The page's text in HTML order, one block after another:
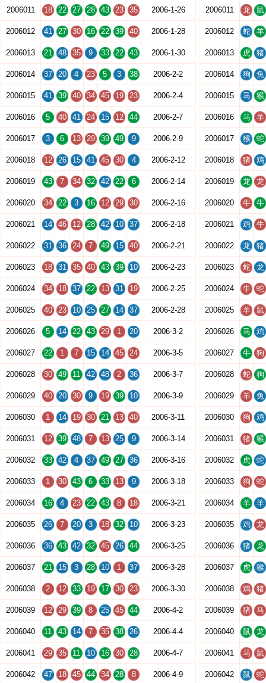
2006011 18 22 27 28 43 23 35 2006-1-26
2006012 41 27 30 16 22 39 40 2006-1-28
2006013 21 48 35 9 33 22 43 2006-1-30
2006014 37 20 4 23 5 3 38 2006-2-2
2006015 41 39 40 34 45 19 23 2006-2-4
2006016 5 40 41 24 15 12 44 2006-2-7
2006017 3 6 13 29 39 49 9 2006-2-9
2006018 12 26 15 41 45 30 4 2006-2-12
2006019 43 7 34 32 42 22 6 2006-2-14
2006020 34 22 3 16 12 29 30 2006-2-16
2006021 14 46 12 28 42 10 37 2006-2-18
2006022 31 36 24 7 49 15 40 2006-2-21
2006023 18 31 35 40 43 39 10 2006-2-23
2006024 34 18 37 22 13 31 19 2006-2-25
2006025 40 23 10 25 27 14 37 2006-2-28
2006026 5 14 22 43 29 1 20 2006-3-2
2006027 22 1 7 15 14 45 24 2006-3-5
2006028 30 49 11 42 48 2 36 2006-3-7
2006029 40 20 30 9 19 39 10 2006-3-9
2006030 1 14 19 30 21 13 40 2006-3-11
2006031 12 39 48 7 13 25 9 2006-3-14
2006032 33 42 4 37 49 27 36 2006-3-16
2006033 1 30 43 6 33 13 9 2006-3-18
2006034 16 4 23 22 43 8 18 2006-3-21
2006035 26 7 20 3 18 32 10 2006-3-23
2006036 36 43 42 32 45 26 44 2006-3-25
2006037 21 15 3 28 10 1 37 2006-3-28
2006038 2 12 33 19 17 30 23 2006-3-30
2006039 12 29 39 8 25 45 44 2006-4-2
2006040 11 43 14 7 35 38 26 2006-4-4
2006041 29 35 11 10 16 30 28 2006-4-7
2006042 47 18 45 44 34 28 8 2006-4-9
2006011 龙 鼠
2006012 蛇 羊
2006013 虎 猪
2006014 狗 兔
2006015 马 猴
2006016 马 羊
2006017 猴 蛇
2006018 猪 鸡
2006019 龙 龙
2006020 牛 牛
2006021 鸡 牛
2006022 龙 猪
2006023 蛇 龙
2006024 牛 蛇
2006025 羊 鼠
2006026 马 鸡
2006027 牛 狗
2006028 蛇 狗
2006029 羊 兔
2006030 狗 鸡
2006031 猪 猴
2006032 虎 蛇
2006033 狗 蛇
2006034 羊 羊
2006035 鸡 龙
2006036 猪 龙
2006037 虎 猴
2006038 鸡 猪
2006039 猪 马
2006040 鼠 龙
2006041 马 鼠
2006042 鼠 蛇